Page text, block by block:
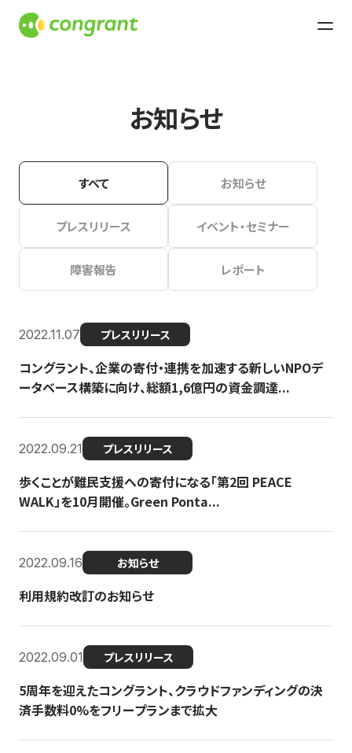
お知らせ
すべて お知らせ
プレスリリース イベント・セミナー
障害報告 レポート
2022.11.07 プレスリリース
コングラント、企業の寄付・連携を加速する新しいNPOデ
ータベース構築に向け、総額1,6億円の資金調達...
2022.09.21 プレスリリース
歩くことが難民支援への寄付になる「第2回 PEACE
WALK」を10月開催。Green Ponta...
2022.09.16 お知らせ
利用規約改訂のお知らせ
2022.09.01 プレスリリース
5周年を迎えたコングラント、クラウドファンディングの決
済手数料0%をフリープランまで拡大